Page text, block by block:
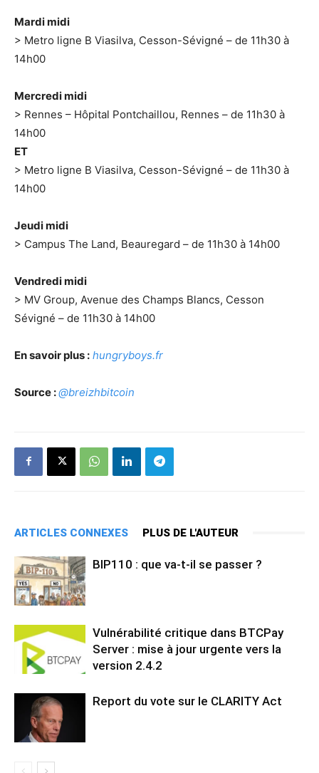
Mardi midi
> Metro ligne B Viasilva, Cesson-Sévigné – de 11h30 à
14h00
Mercredi midi
> Rennes – Hôpital Pontchaillou, Rennes – de 11h30 à
14h00
ET
> Metro ligne B Viasilva, Cesson-Sévigné – de 11h30 à
14h00
Jeudi midi
> Campus The Land, Beauregard – de 11h30 à 14h00
Vendredi midi
> MV Group, Avenue des Champs Blancs, Cesson
Sévigné – de 11h30 à 14h00
En savoir plus : hungryboys.fr
Source :@breizhbitcoin
ARTICLES CONNEXES PLUS DE L'AUTEUR
BIP110 : que va-t-il se passer ?
Vulnérabilité critique dans BTCPay
Server : mise à jour urgente vers la
version 2.4.2
Report du vote sur le CLARITY Act